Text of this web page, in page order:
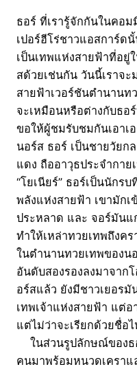
ธอร์ ที่เรารู้จักกันในคอ
เปอร์ฮีโร่ชาวแอสการ์ด
เป็นเทพแห่งสายฟ้าที่อยู่
สด้วยเช่นกัน วันนี้เราจะ
สายฟ้าเวอร์ชันตำนานท
จะเหมือนหรือต่างกับธอ
ขอให้ผู้ชมรับชมกันเอา
นอร์ส ธอร์ เป็นชายวัยก
แดง ถืออาวุธประจำกา
“โยเนียร์” ธอร์เป็นนักร
พลังแห่งสายฟ้า เขามัก
ประหลาด และ จอร์มัน
ทำให้เหล่าทวยเทพถึง
ในตำนานทวยเทพของ
อันดับสองรองลงมาจาก
อร์สแล้ว ยังมีชาวเยอร
เทพเจ้าแห่งสายฟ้า แต่
แต่ไม่ว่าจะเรียกด้วยชื่อ
ในส่วนรูปลักษณ์ของธอ
คนมาพร้อมหนวดเคราแ